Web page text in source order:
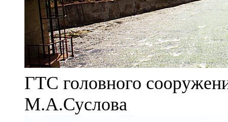
ГТС головного
М.А.Суслова